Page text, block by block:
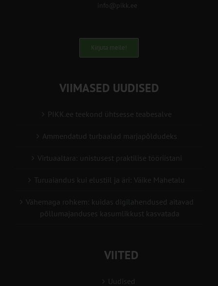
info@pikk.ee
Kirjuta meile!
VIIMASED UUDISED
PIKK.ee teekond ühtsesse teabesalve
Ammendatud turbaalad marjapõldudeks
Virtuaaltara: unistusest praktilise tööriistani
Turuaiandus kui elustiil ja äri: Väike Mahetalu
Vähemaga rohkem: kuidas digilahendused aitavad
põllumajanduses kasumlikkust kasvatada
VIITED
Uudised